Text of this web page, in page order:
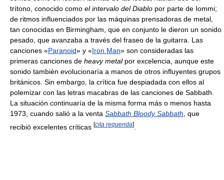
trítono, conocido como el intervalo del Diablo por parte de Iommi;
de ritmos influenciados por las máquinas prensadoras de metal,
tan conocidas en Birmingham, que en conjunto le dieron un sonido
pesado, que avanzaba a través del fraseo de la guitarra. Las
canciones «Paranoid» y «Iron Man» son consideradas las
primeras canciones de heavy metalpor excelencia, aunque este
sonido también evolucionaría a manos de otros influyentes grupos
británicos. Sin embargo, la crítica fue despiadada con ellos al
polemizar con las letras macabras de las canciones de Sabbath.
La situación continuaría de la misma forma más o menos hasta
1973, cuando salió a la venta Sabbath Bloody Sabbath , que
recibió excelentes críticas [cita requerida]